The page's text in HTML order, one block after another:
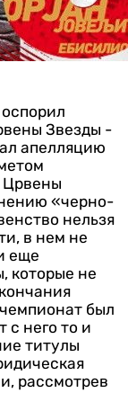
Звезды -
апелляцию
Црвены
«черно-
нельзя
в нем не
еще
которые не
был
с него то и
титулы
рассмотрев